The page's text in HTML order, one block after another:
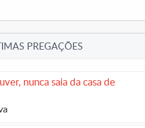
PREGAÇÕES
nunca saia da casa de